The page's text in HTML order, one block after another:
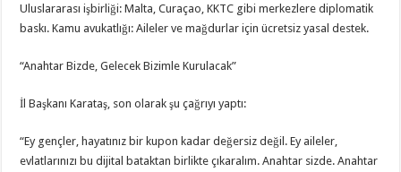
Uluslararası işbirliği: Malta, Curaçao, KKTC gibi merkezlere diplomatik
baskı. Kamu avukatlığı: Aileler ve mağdurlar için ücretsiz yasal destek.
“Anahtar Bizde, Gelecek Bizimle Kurulacak”
İl Başkanı Karataş, son olarak şu çağrıyı yaptı:
“Ey gençler, hayatınız bir kupon kadar değersiz değil. Ey aileler,
evlatlarınızı bu dijital bataktan birlikte çıkaralım. Anahtar sizde. Anahtar